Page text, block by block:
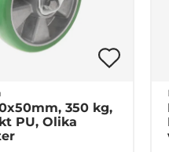
350 kg,
PU, Olika